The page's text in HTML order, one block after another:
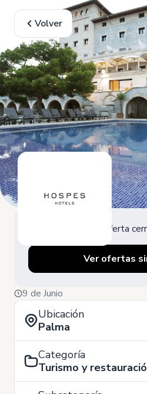
Volver
Oferta
Ver ofertas
9 de Junio
Ubicación
Palma
Categoría
Turismo y